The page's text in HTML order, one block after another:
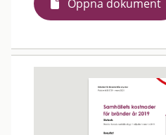
Öppna dokument